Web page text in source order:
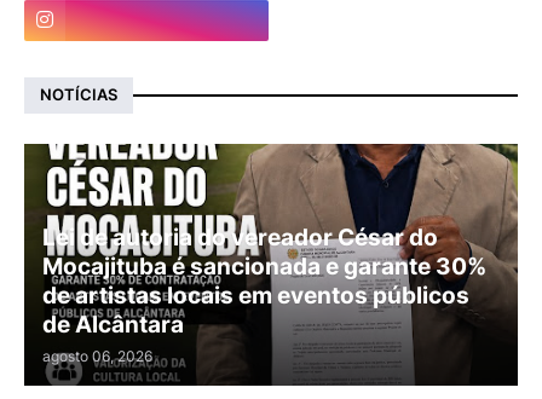
NOTÍCIAS
Lei de autoria do vereador César do
Mocajituba é sancionada e garante 30%
de artistas locais em eventos públicos
de Alcântara
agosto 06, 2026